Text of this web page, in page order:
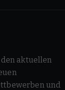
aktuellen
und